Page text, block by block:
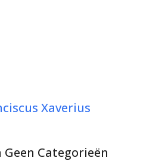
Xaverius
Geen Categorieën